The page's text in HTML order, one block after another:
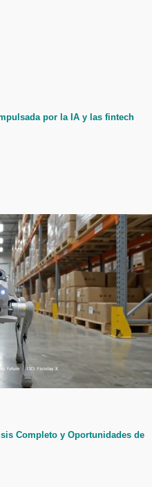
por la IA y las fintech
Completo y Oportunidades de